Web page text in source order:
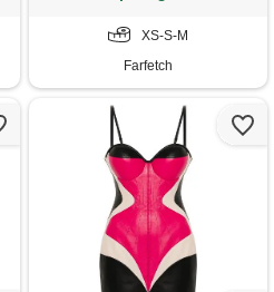
XS-S-M
Farfetch